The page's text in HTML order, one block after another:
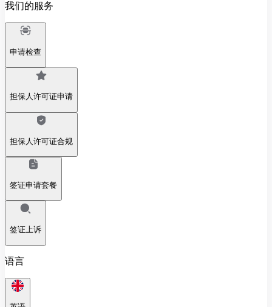
我们的服务
申请检查
担保人许可证申请
担保人许可证合规
签证申请套餐
签证上诉
语言